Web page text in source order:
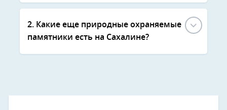
2. Какие еще природные охраняемые
памятники есть на Сахалине?